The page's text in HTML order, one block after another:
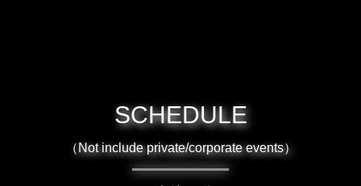
SCHEDULE
（Not include private/corporate events）